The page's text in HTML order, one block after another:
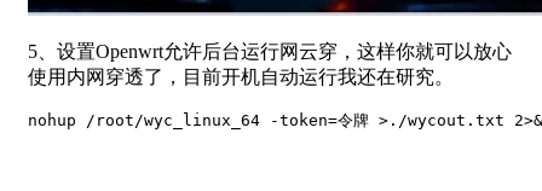
5、设置Openwrt允许后台运行网云穿，这样你就可以放心
使用内网穿透了，目前开机自动运行我还在研究。
nohup /root/wyc_linux_64 -token=令牌 >./wycout.txt